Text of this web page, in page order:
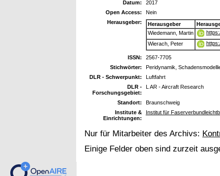
Datum:
2017
Open Access:
Nein
Herausgeber:
Herausgeber
Wiedemann, Martin
Wierach, Peter
ISSN:
2567-7705
Stichwörter:
Peridynamik,
DLR - Schwerpunkt:
Luftfahrt
DLR -
Forschungsgebiet:
L AR - Aircraft Research
Standort:
Braunschweig
Institute &
Einrichtungen:
Institut für
Nur für Mitarbeiter des Archivs:
Einige Felder oben sind zurzeit